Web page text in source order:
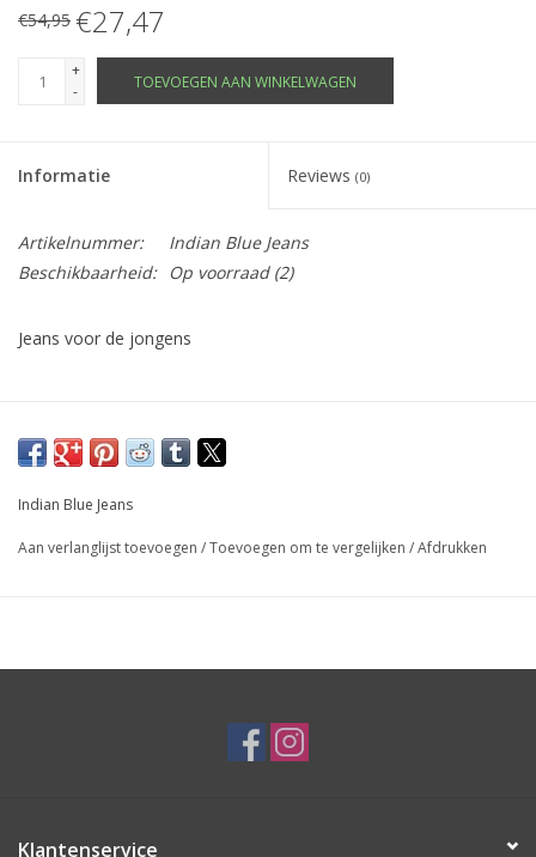
€54,95 €27,47
+
-
TOEVOEGEN AAN WINKELWAGEN
Informatie Reviews (0)
Artikelnummer:
Indian Blue Jeans
Beschikbaarheid:
Op voorraad(2)
Jeans voor de jongens
Indian Blue Jeans
Aan verlanglijst toevoegen /Toevoegen om te vergelijken /Afdrukken
Klantenservice